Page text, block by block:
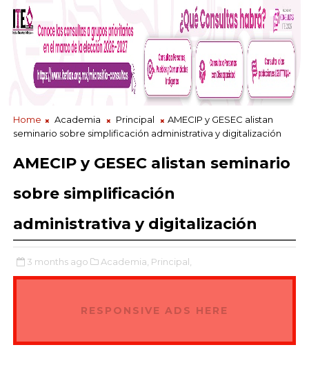
Home Academia Principal
AMECIP y GESEC alistan
seminario sobre simplificación administrativa y digitalización
AMECIP y GESEC alistan seminario
sobre simplificación
administrativa y digitalización
3 months ago Academia, Principal,
RESPONSIVE ADS HERE